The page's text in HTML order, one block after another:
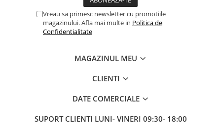
Butuci pedalieri
Brat pedalier
Manete schimbator si frana
Manete frana bicicleta
Manete mixte frana - schimbator
Vreau sa primesc newsletter cu promotiile
magazinului. Afla mai multe in Politica de
Confidentialitate
MAGAZINUL MEU
CLIENTI
DATE COMERCIALE
SUPORT CLIENTI LUNI- VINERI 09:30- 18:00